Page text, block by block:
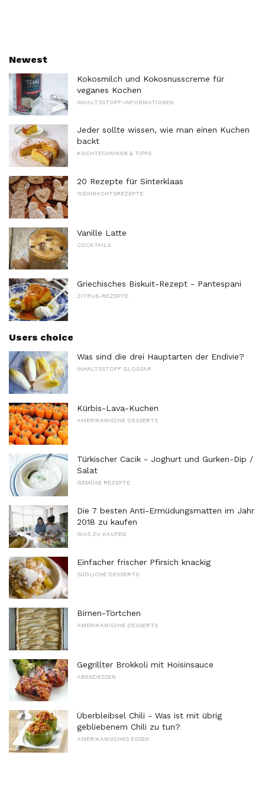
Newest
Kokosmilch und Kokosnusscreme für
veganes Kochen
INHALTSSTOFF-INFORMATIONEN
Jeder sollte wissen, wie man einen Kuchen
backt
KOCHTECHNIKEN & TIPPS
20 Rezepte für Sinterklaas
WEIHNACHTSREZEPTE
Vanille Latte
COCKTAILS
Griechisches Biskuit-Rezept - Pantespani
ZITRUS-REZEPTE
Users choice
Was sind die drei Hauptarten der Endivie?
INHALTSSTOFF GLOSSAR
Kürbis-Lava-Kuchen
AMERIKANISCHE DESSERTS
Türkischer Cacik - Joghurt und Gurken-Dip /
Salat
GEMÜSE REZEPTE
Die 7 besten Anti-Ermüdungsmatten im Jahr
2018 zu kaufen
WAS ZU KAUFEN
Einfacher frischer Pfirsich knackig
SÜDLICHE DESSERTS
Birnen-Törtchen
AMERIKANISCHE DESSERTS
Gegrillter Brokkoli mit Hoisinsauce
ABENDESSEN
Überbleibsel Chili - Was ist mit übrig
gebliebenem Chili zu tun?
AMERIKANISCHES ESSEN